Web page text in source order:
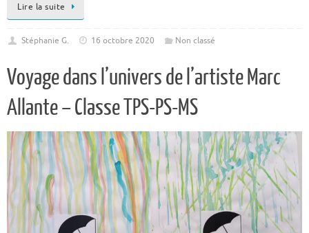
Lire la suite
Stéphanie G. 16 octobre 2020 Non classé
Voyage dans l’univers de l’artiste Marc
Allante – Classe TPS-PS-MS